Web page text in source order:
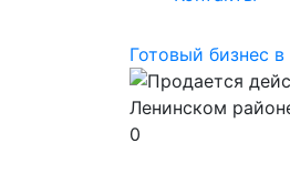
Готовый бизнес